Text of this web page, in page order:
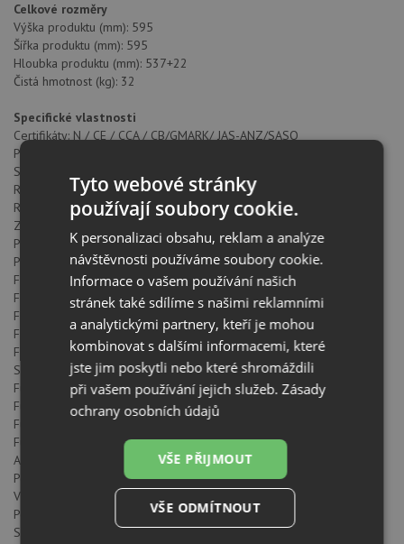
Celkové rozměry
Výška produktu (mm): 595
Šířka produktu (mm): 595
Hloubka produktu (mm): 537+22
Čistá hmotnost (kg): 32
Specifické vlastnosti
Certifikáty: N / CE / CCA / CB/GMARK/ JAS-ANZ/SASO
Počet komor: 1
Smaltovaný interiér: ANO
Regulátor min. teploty (°C): 30
Regulátor max. teploty (°C): 270
Způsob ovládání: ELECTRONIC
Počet pečících funkcí: 12
Počet receptů: 20
Funkce horní + spodní těleso: ANO
Funkce Gril + spodní těleso: ANO
Funkce Gril: ANO
Funkce MaxiGril: ANO
Funkce horní + spodní těleso + ventilátor: ANO
Spodní těleso: ANO
Funkce spodní těleso + Turbo (Pizza): ANO
Funkce Turbo: ANO
Funkce Eco: ANO
Funkce kynutí: ANO
Automatické rychlé předehřátí: ANO
Pomalé vaření: ANO
Vyjímatelné chromované vodicí lišty: ANO
Počet úrovní vodících lišt: 5
Snadno posuvné teleskopické pojezdy: ANO
Tyto webové stránky
používají soubory cookie.
K personalizaci obsahu, reklam a analýze
návštěvnosti používáme soubory cookie.
Informace o vašem používání našich
stránek také sdílíme s našimi reklamními
a analytickými partnery, kteří je mohou
kombinovat s dalšími informacemi, které
jste jim poskytli nebo které shromáždili
při vašem používání jejich služeb.Zásady
ochrany osobních údajů
VŠE PŘIJMOUT
VŠE ODMÍTNOUT